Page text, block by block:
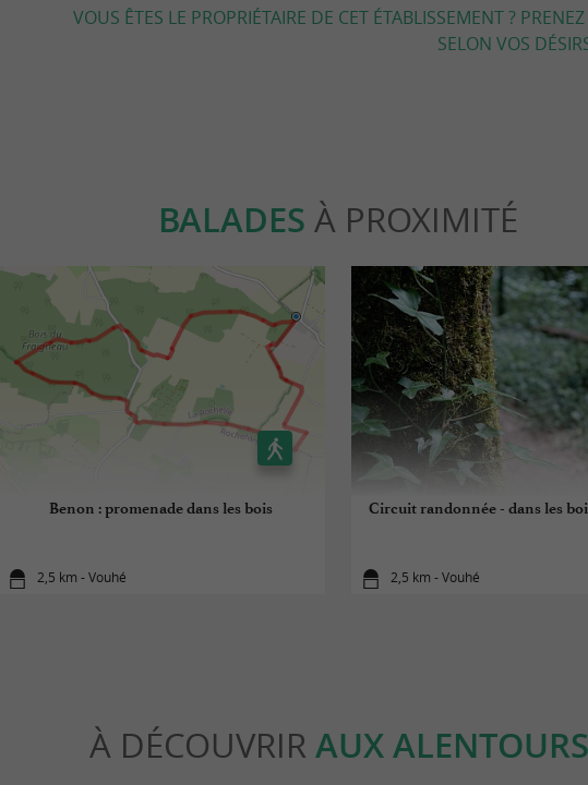
VOUS ÊTES LE PROPRIÉTAIRE DE CET ÉTABLISSEMENT ?
SELON VOS
BALADES À PROXIMITÉ
Benon : promenade dans les bois
2,5 km - Vouhé
Circuit randonnée - dans les
2,5 km - Vouhé
À DÉCOUVRIR AUX ALENTOURS